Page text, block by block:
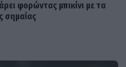
φορώντας μπικίνι με τα
σημαίας